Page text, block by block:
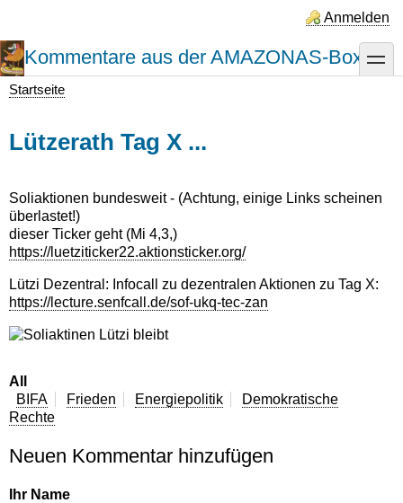
Inhalt
Anmelden
Kommentare aus der AMAZONAS-Box toggle
Startseite
Lützerath Tag X ...
Soliaktionen bundesweit - (Achtung, einige Links scheinen
überlastet!)
dieser Ticker geht (Mi 4,3,)
https://luetziticker22.aktionsticker.org/
Lützi Dezentral: Infocall zu dezentralen Aktionen zu Tag X:
https://lecture.senfcall.de/sof-ukq-tec-zan
All
BIFA
Frieden Energiepolitik
Demokratische
Rechte
Neuen Kommentar hinzufügen
Ihr Name